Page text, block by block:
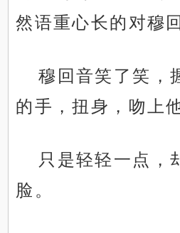
然语重心长的对穆
穆回音笑了笑，
的手，扭身，吻上
只是轻轻一点，
脸。